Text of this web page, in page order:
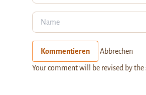
Kommentieren Abbrechen
Your comment will be revised by the